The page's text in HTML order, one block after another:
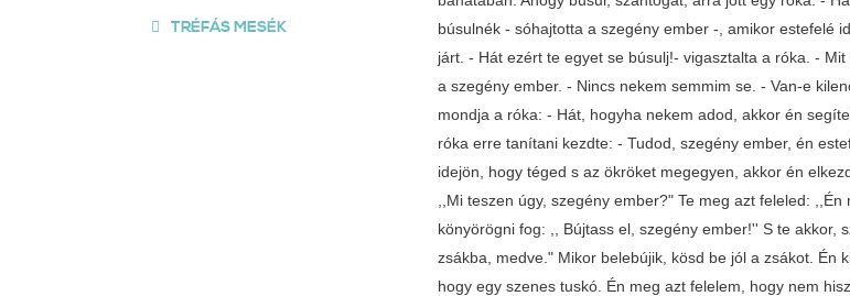
búsulnék - sóhajtotta a szegény ember -, amikor estefelé
járt. - Hát ezért te egyet se búsulj!- vigasztalta a róka. -
a szegény ember. - Nincs nekem semmim se. - Van-e
mondja a róka: - Hát, hogyha nekem adod, akkor én
róka erre tanítani kezdte: - Tudod, szegény ember, én
idejön, hogy téged s az ökröket megegyen, akkor én
,,Mi teszen úgy, szegény ember?" Te meg azt feleled:
könyörögni fog: ,, Bújtass el, szegény ember!'' S te akkor,
zsákba, medve." Mikor belebújik, kösd be jól a zsákot. Én
hogy egy szenes tuskó. Én meg azt felelem, hogy nem
TRÉFÁS MESÉK